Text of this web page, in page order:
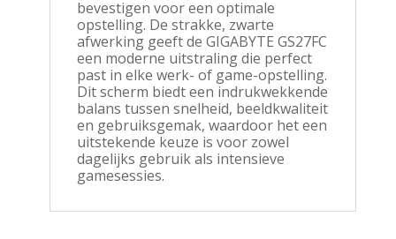
bevestigen voor een optimale
opstelling. De strakke, zwarte
afwerking geeft de GIGABYTE GS27FC
een moderne uitstraling die perfect
past in elke werk- of game-opstelling.
Dit scherm biedt een indrukwekkende
balans tussen snelheid, beeldkwaliteit
en gebruiksgemak, waardoor het een
uitstekende keuze is voor zowel
dagelijks gebruik als intensieve
gamesessies.